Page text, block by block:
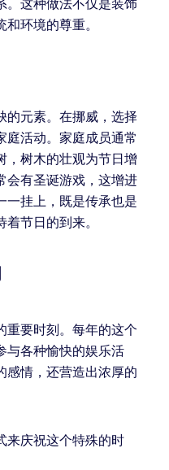
。这种做法不仅是装饰
环境的尊重。
的元素。在挪威，选择
庭活动。家庭成员通常
，树木的壮观为节日增
会有圣诞游戏，这增进
一挂上，既是传承也是
节日的到来。
重要时刻。每年的这个
与各种愉快的娱乐活
感情，还营造出浓厚的
来庆祝这个特殊的时